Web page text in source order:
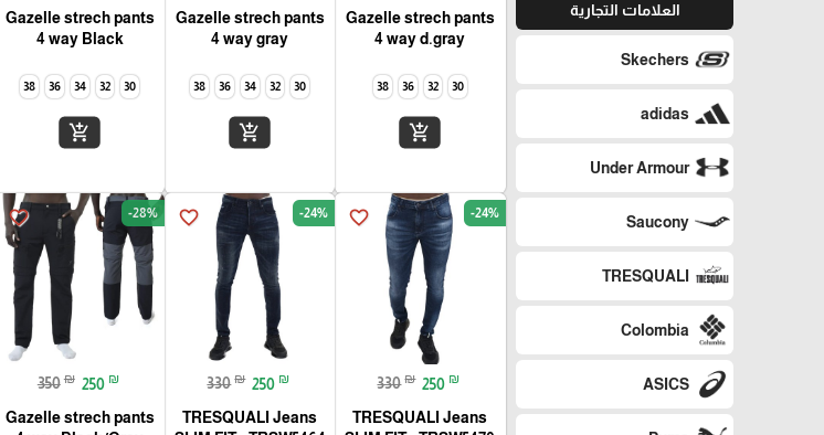
العلامات التجارية
Skechers
adidas
Under Armour
Saucony
TRESQUALI
Colombia
ASICS
Gazelle strech pants
4 way d.gray
30
32
36
38
add_shopping_cart
Gazelle strech pants
4 way gray
30
32
34
36
38
add_shopping_cart
Gazelle strech pants
4 way Black
30
32
34
36
38
add_shopping_cart
favorite_border -24%
330 ₪ 250 ₪
TRESQUALI Jeans
favorite_border -24%
330 ₪ 250 ₪
TRESQUALI Jeans
favorite_border -28%
350 ₪ 250 ₪
Gazelle strech pants